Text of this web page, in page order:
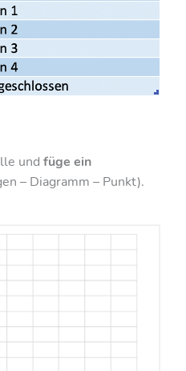
und füge ein
– Diagramm – Punkt).